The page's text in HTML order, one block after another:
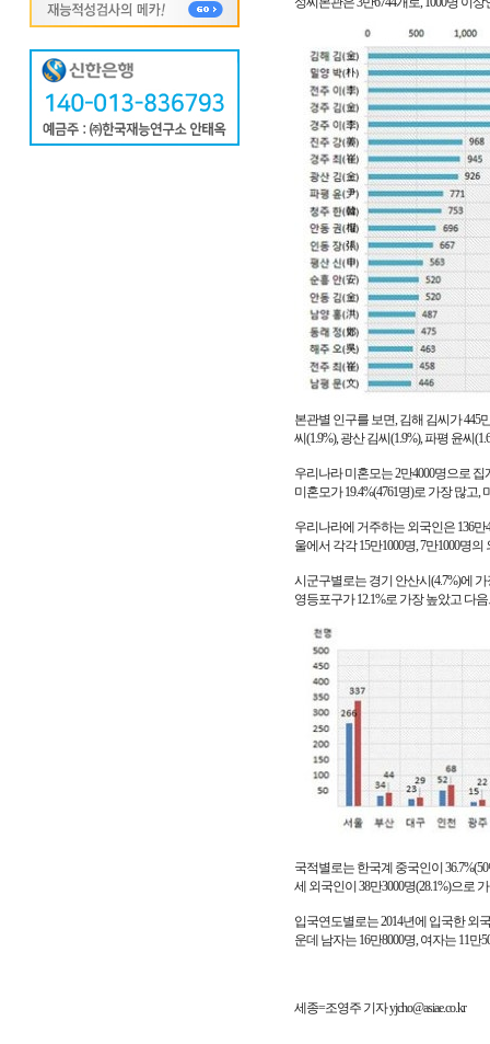
본관별 인구를 보면, 김해 김씨가 445
씨(1.9%), 광산 김씨(1.9%), 파평 윤씨
우리나라 미혼모는 2만4000명으로 집
미혼모가 19.4%(4761명)로 가장 많고,
우리나라에 거주하는 외국인은 136만
울에서 각각 15만1000명, 7만1000명
시군구별로는 경기 안산시(4.7%)에
영등포구가 12.1%로 가장 높았고 다
국적별로는 한국계 중국인이
세 외국인이 38만3000명(28.1%)으로
입국연도별로는 2014년에 입국한 외
운데 남자는 16만8000명, 여자는 11만
세종=조영주 기자yjcho@asiae.co.kr